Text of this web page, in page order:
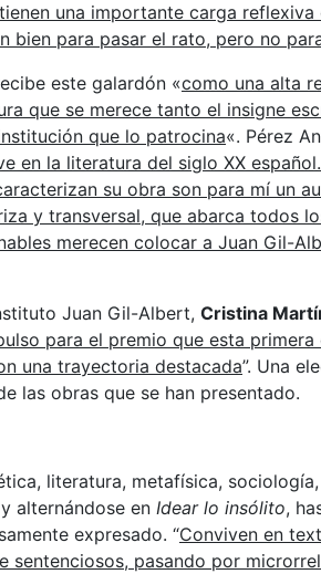
una importante carga
bien para pasar el rato, pero no
este galardón «como una alta
que se merece tanto el insigne
que lo patrocina«. Pérez
en la literatura del siglo XX
su obra son para mí un
y transversal, que abarca todos
merecen colocar a Juan Gil-
Juan Gil-Albert, Cristina
para el premio que esta primera
una trayectoria destacada”. Una
las obras que se han presentado.
literatura, metafísica,
alternándose en Idear lo insólito,
expresado. “Conviven en
sentenciosos, pasando por